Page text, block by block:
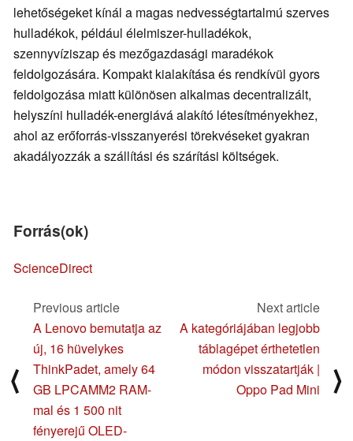
lehetőségeket kínál a magas nedvességtartalmú szerves
hulladékok, például élelmiszer-hulladékok,
szennyvíziszap és mezőgazdasági maradékok
feldolgozására. Kompakt kialakítása és rendkívül gyors
feldolgozása miatt különösen alkalmas decentralizált,
helyszíni hulladék-energiává alakító létesítményekhez,
ahol az erőforrás-visszanyerési törekvéseket gyakran
akadályozzák a szállítási és szárítási költségek.
Forrás(ok)
ScienceDirect
⟨
Previous article
A Lenovo bemutatja az
új, 16 hüvelykes
ThinkPadet, amely 64
GB LPCAMM2 RAM-
mal és 1 500 nit
fényerejű OLED-
Next article
A kategóriájában legjobb
táblagépet érthetetlen
módon visszatartják |
Oppo Pad Mini
⟩